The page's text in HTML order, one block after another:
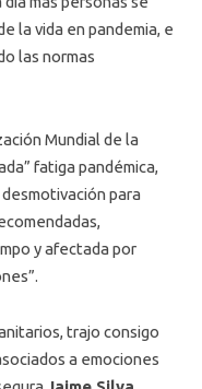
la vida en pandemia, e
las normas
Mundial de la
fatiga pandémica,
para
y afectada por
trajo consigo
a emociones